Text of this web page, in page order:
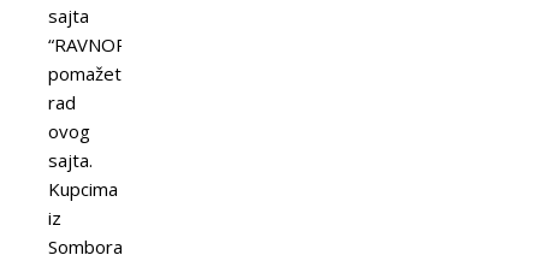
sajta
“RAVNOPLOV”
pomažete
rad
ovog
sajta.
Kupcima
iz
Sombora